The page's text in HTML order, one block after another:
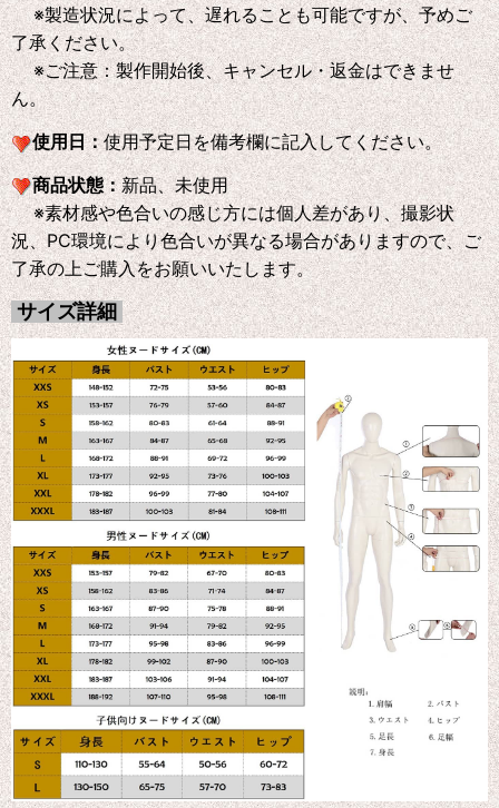
※製造状況によって、遅れることも可能ですが、予めご
了承ください。
※ご注意：製作開始後、キャンセル・返金はできませ
ん。
使用日：使用予定日を備考欄に記入してください。
商品状態：新品、未使用
※素材感や色合いの感じ方には個人差があり、撮影状
況、PC環境により色合いが異なる場合がありますので、ご
了承の上ご購入をお願いいたします。
サイズ詳細